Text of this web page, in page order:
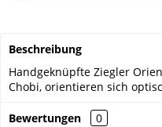
Beschreibung
Handgeknüpfte Ziegler
Chobi, orientieren sich
Bewertungen
0